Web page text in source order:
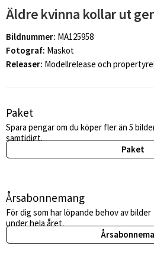
Äldre kvinna kollar ut
Bildnummer: MA125958
Fotograf: Maskot
Releaser: Modellrelease och
Paket
Spara pengar om du köper fler än 5
samtidigt.
Paket
Årsabonnemang
För dig som har löpande behov av bilder
under hela året.